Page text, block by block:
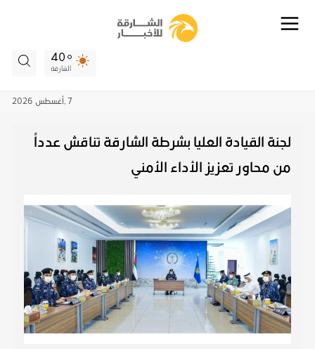
40
الشارقة
7 , أغسطس 2026
لجنة القيادة العليا بشرطة الشارقة تناقش عدداً
من محاور تعزيز الأداء الأمني